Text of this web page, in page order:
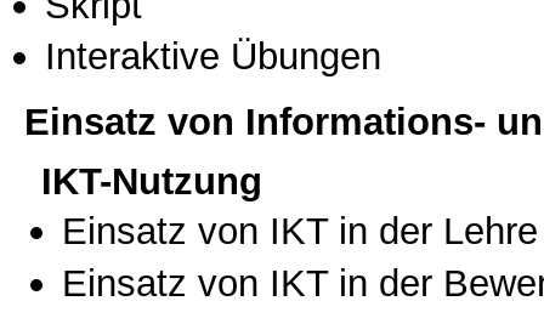
Interaktive Übungen
Einsatz von Informations-
IKT-Nutzung
Einsatz von IKT in der Lehre
Einsatz von IKT in der